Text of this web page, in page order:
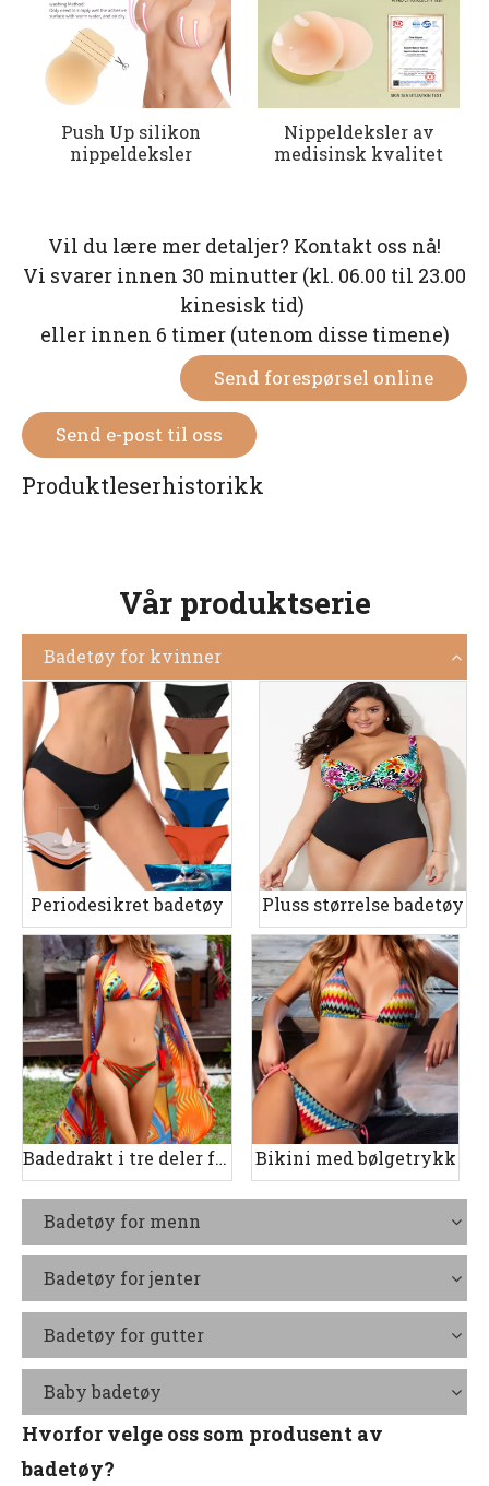
Push Up silikon
nippeldeksler
Nippeldeksler av
medisinsk kvalitet
Vil du lære mer detaljer? Kontakt oss nå!
Vi svarer innen 30 minutter (kl. 06.00 til 23.00
kinesisk tid)
eller innen 6 timer (utenom disse timene)
Send forespørsel online
Send e-post til oss
Produktleserhistorikk
Vår produktserie
Badetøy for kvinner
Periodesikret badetøy Pluss størrelse badetøy
Badedrakt i tre deler for kvinner Bikini med bølgetrykk
Badetøy for menn
Badetøy for jenter
Badetøy for gutter
Baby badetøy
Hvorfor velge oss som produsent av
badetøy?